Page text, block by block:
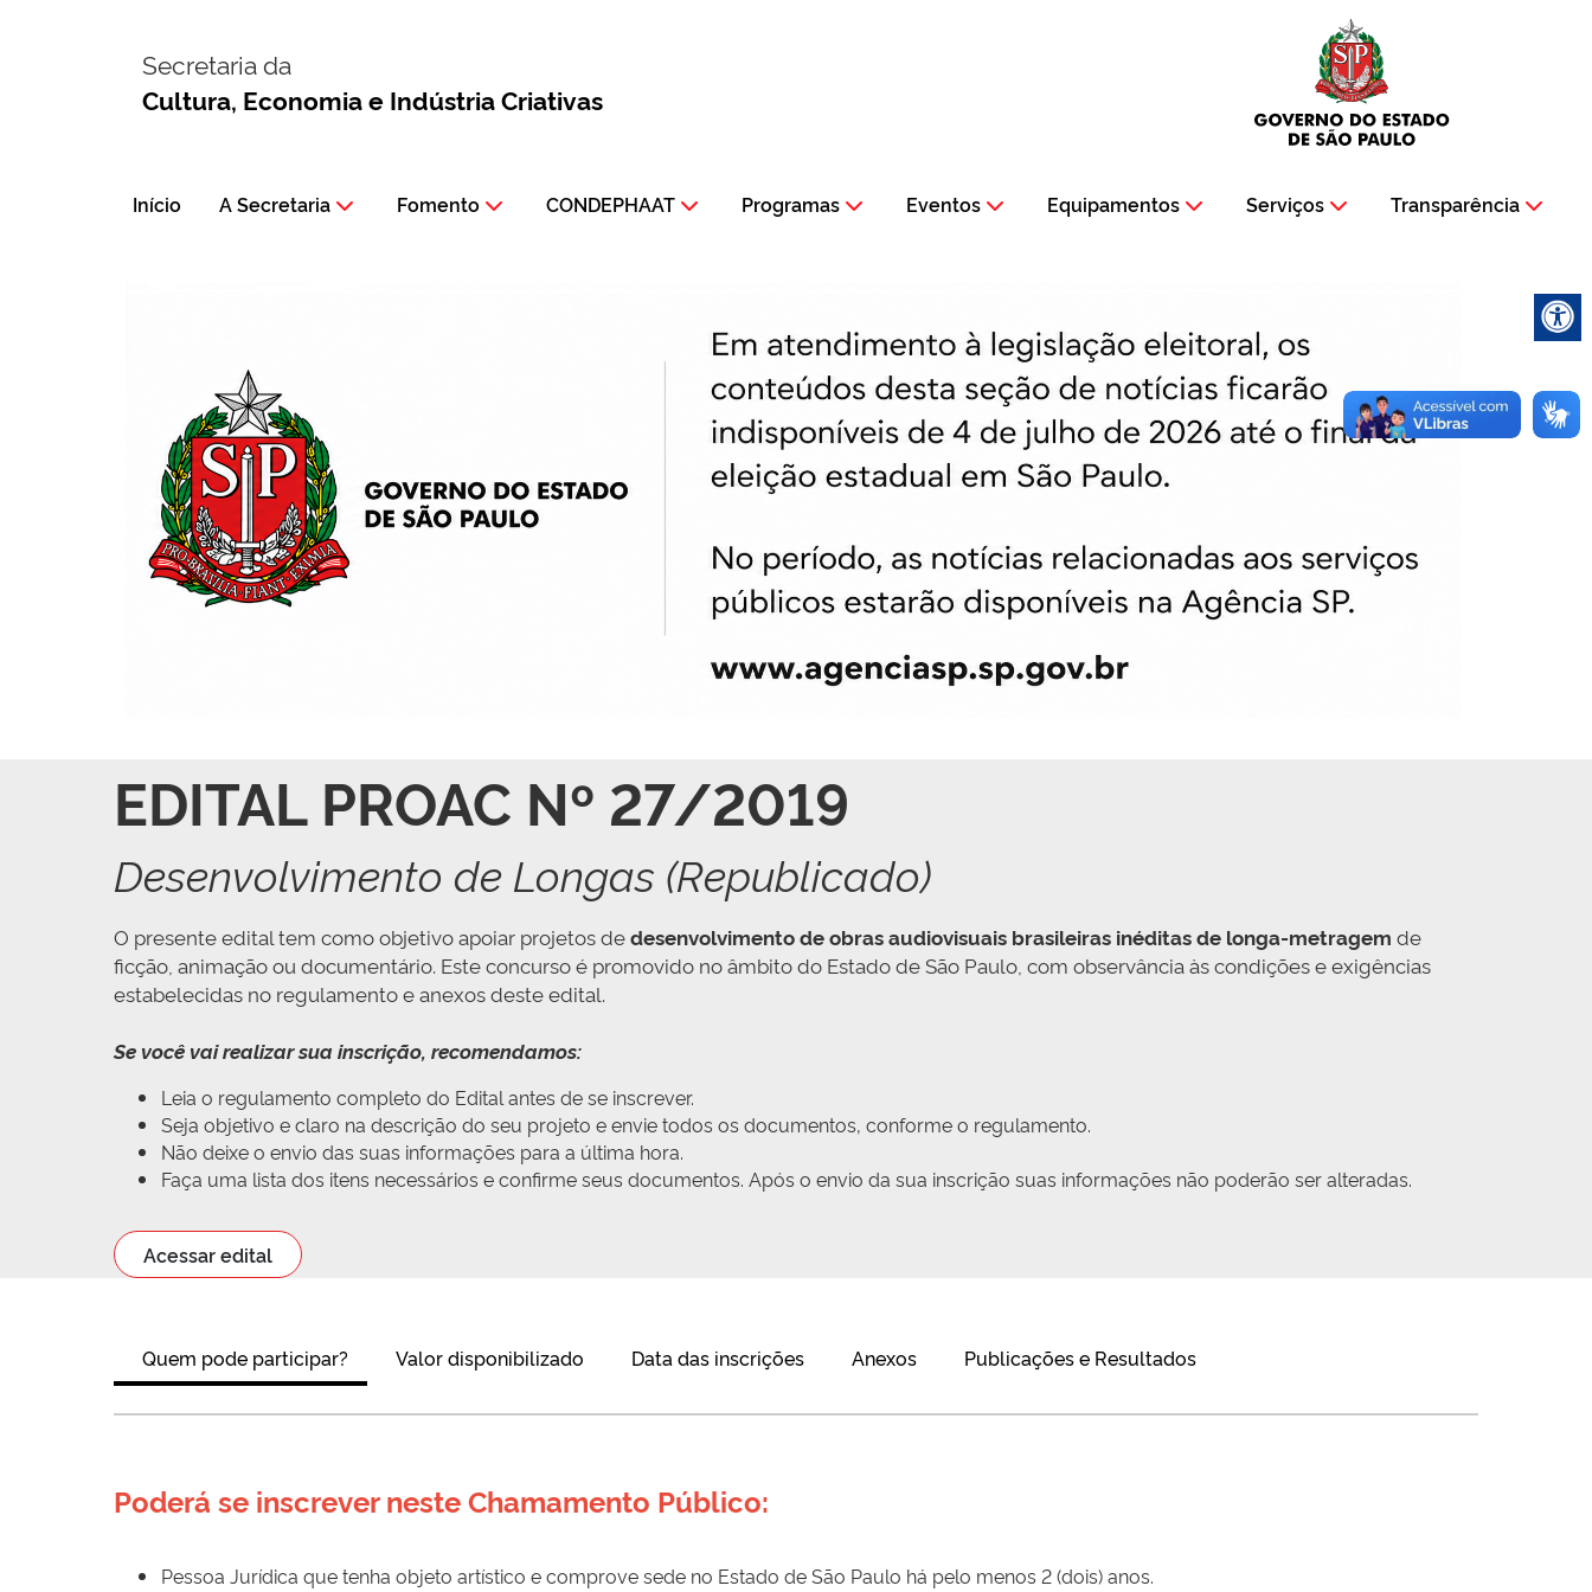
Secretaria da
Cultura, Economia e Indústria Criativas
Início A Secretaria Fomento CONDEPHAAT Programas Eventos Equipamentos Serviços Transparência
EDITAL PROAC Nº 27/2019
Desenvolvimento de Longas (Republicado)
O presente edital tem como objetivo apoiar projetos dedesenvolvimento de obras audiovisuais brasileiras inéditas de longa-metragem de
ficção, animação ou documentário. Este concurso é promovido no âmbito do Estado de São Paulo, com observância às condições e exigências
estabelecidas no regulamento e anexos deste edital.
Se você vai realizar sua inscrição, recomendamos:
Leia o regulamento completo do Edital antes de se inscrever.
Seja objetivo e claro na descrição do seu projeto e envie todos os documentos, conforme o regulamento.
Não deixe o envio das suas informações para a última hora.
Faça uma lista dos itens necessários e confirme seus documentos. Após o envio da sua inscrição suas informações não poderão ser alteradas.
Acessar edital
Quem pode participar? Valor disponibilizado Data das inscrições Anexos Publicações e Resultados
Poderá se inscrever neste Chamamento Público:
Pessoa Jurídica que tenha objeto artístico e comprove sede no Estado de São Paulo há pelo menos 2 (dois) anos.